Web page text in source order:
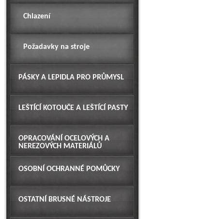
Chlazení
Požadavky na stroje
PÁSKY A LEPIDLA PRO PRŮMYSL
LEŠTÍCÍ KOTOUČE A LEŠTÍCÍ PASTY
OPRACOVÁNÍ OCELOVÝCH A
NEREZOVÝCH MATERIÁLŮ
OSOBNÍ OCHRANNÉ POMŮCKY
OSTATNÍ BRUSNÉ NÁSTROJE